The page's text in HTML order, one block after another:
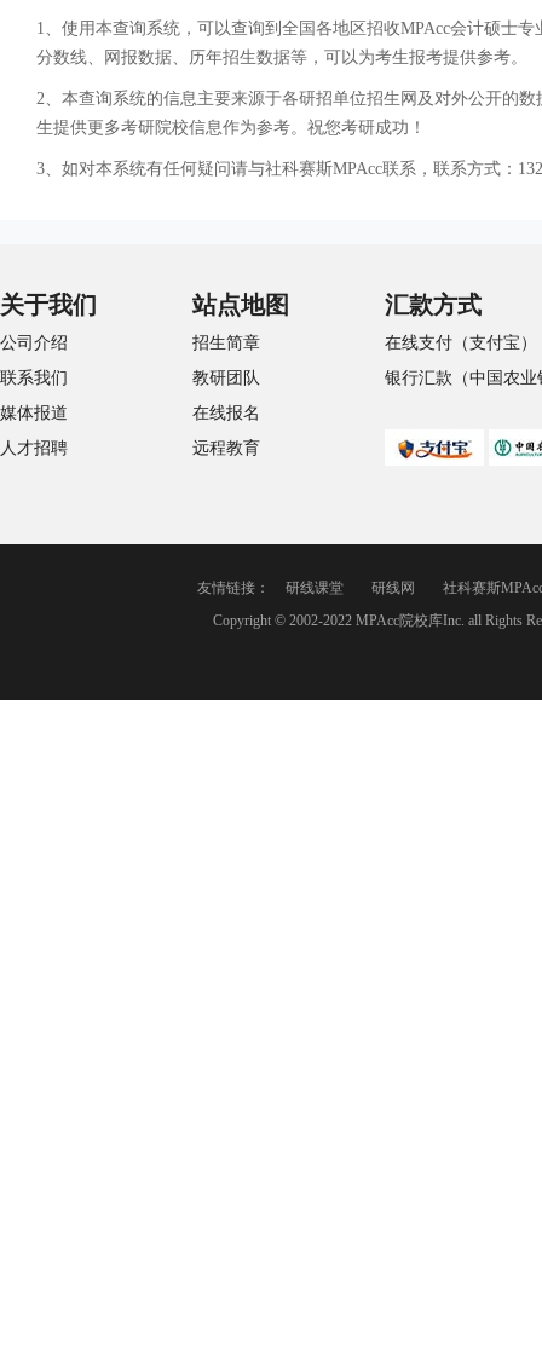
1、使用本查询系统，可以查询到全国各地区招收MPAcc会计硕士
分数线、网报数据、历年招生数据等，可以为考生报考提供参考。
2、本查询系统的信息主要来源于各研招单位招生网及对外公开的
生提供更多考研院校信息作为参考。祝您考研成功！
3、如对本系统有任何疑问请与社科赛斯MPAcc联系，联系方式：
关于我们
公司介绍
联系我们
媒体报道
人才招聘
站点地图
招生简章
教研团队
在线报名
远程教育
汇款方式
在线支付（支付宝）
银行汇款（中国农业
友情链接： 研线课堂 研线网
社科赛斯
Copyright © 2002-2022 MPAcc院校库Inc. all Rights